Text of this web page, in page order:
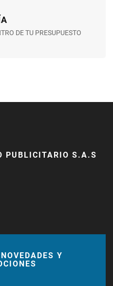
DE TU PRESUPUESTO
PUBLICITARIO S.A.S
Y